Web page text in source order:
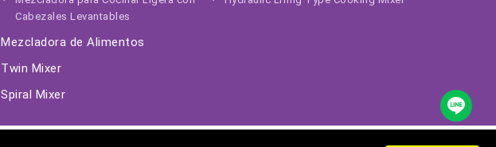
Cabezales Levantables
Mezcladora de Alimentos
Twin Mixer
Spiral Mixer